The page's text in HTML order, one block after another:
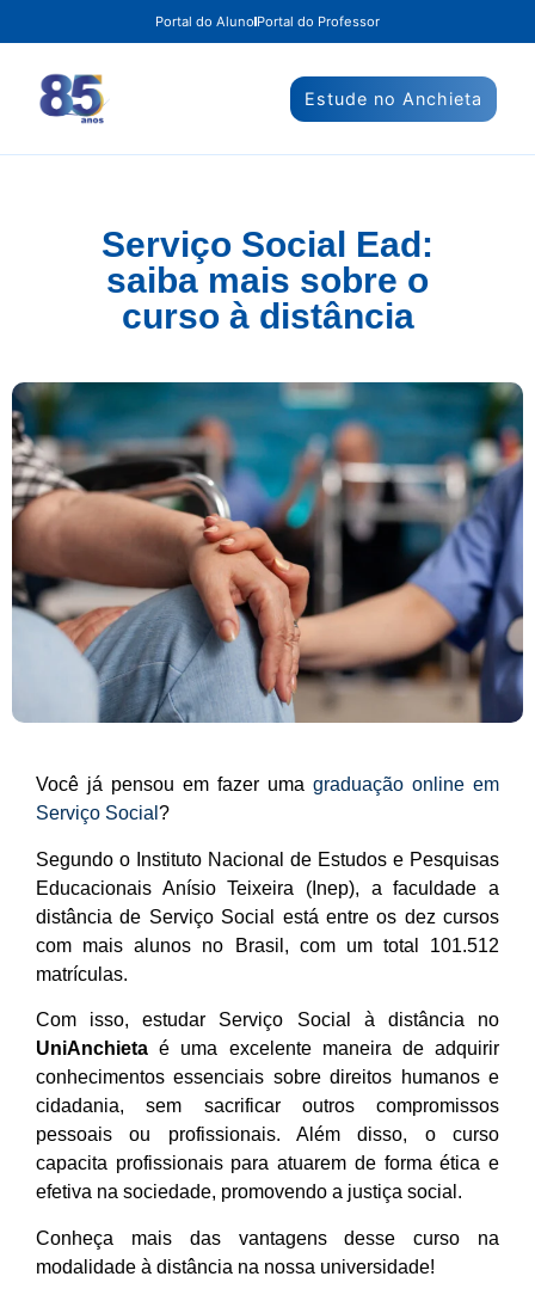
Portal do Aluno Portal do Professor
Estude no Anchieta
Serviço Social Ead:
saiba mais sobre o
curso à distância
Você já pensou em fazer uma graduação online em
Serviço Social ?
Segundo o Instituto Nacional de Estudos e Pesquisas
Educacionais Anísio Teixeira (Inep), a faculdade a
distância de Serviço Social está entre os dez cursos
com mais alunos no Brasil, com um total 101.512
matrículas.
Com isso, estudar Serviço Social à distância no
UniAnchieta é uma excelente maneira de adquirir
conhecimentos essenciais sobre direitos humanos e
cidadania, sem sacrificar outros compromissos
pessoais ou profissionais. Além disso, o curso
capacita profissionais para atuarem de forma ética e
efetiva na sociedade, promovendo a justiça social.
Conheça mais das vantagens desse curso na
modalidade à distância na nossa universidade!